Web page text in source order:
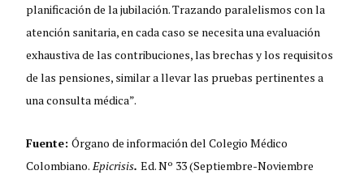
planificación de la jubilación. Trazando paralelismos con la
atención sanitaria, en cada caso se necesita una evaluación
exhaustiva de las contribuciones, las brechas y los requisitos
de las pensiones, similar a llevar las pruebas pertinentes a
una consulta médica”.
Fuente:Órgano de información del Colegio Médico
Colombiano. Epicrisis.Ed. Nº 33 (Septiembre-Noviembre